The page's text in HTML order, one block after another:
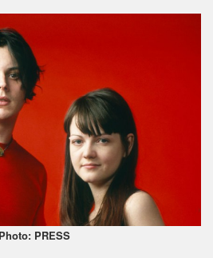
Photo: PRESS